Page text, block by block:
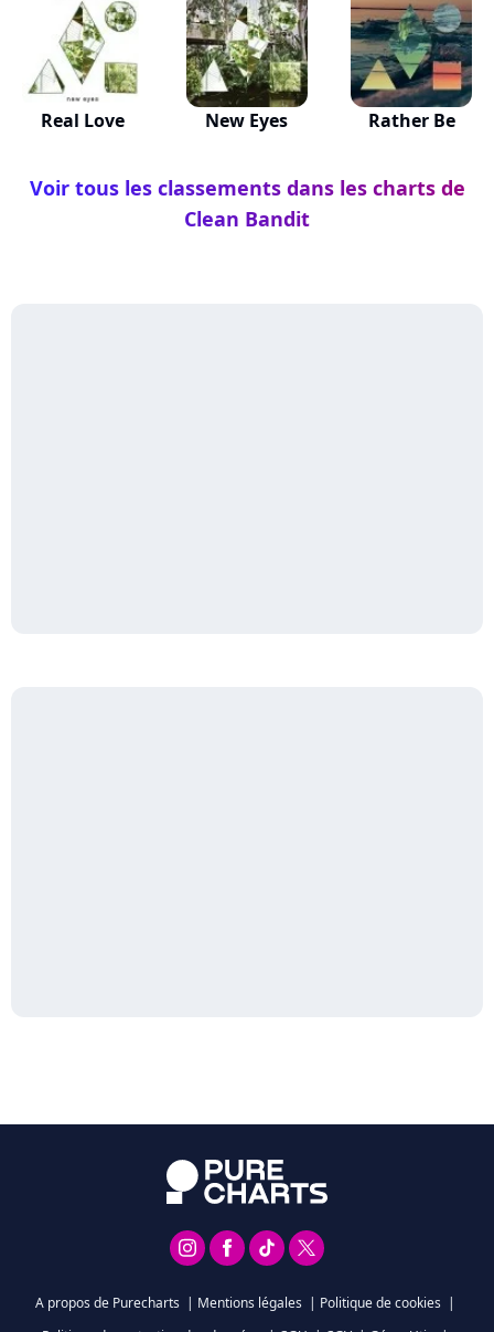
Real Love New Eyes Rather Be
Voir tous les classements dans les charts de
Clean Bandit
A propos de Purecharts | Mentions légales | Politique de cookies |